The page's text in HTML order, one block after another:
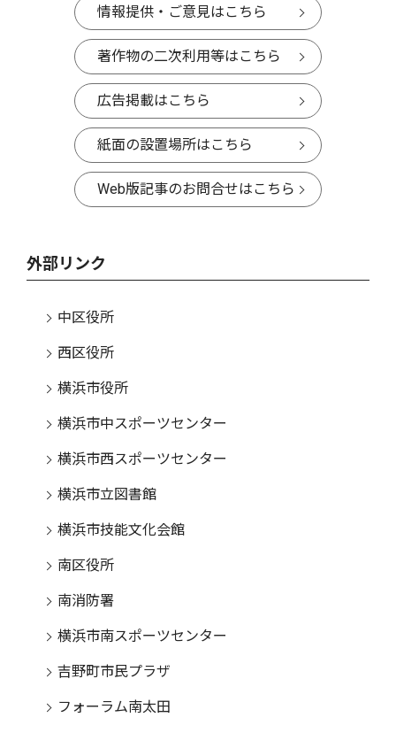
情報提供・ご意見はこちら
著作物の二次利用等はこちら
広告掲載はこちら
紙面の設置場所はこちら
Web版記事のお問合せはこちら
外部リンク
中区役所
西区役所
横浜市役所
横浜市中スポーツセンター
横浜市西スポーツセンター
横浜市立図書館
横浜市技能文化会館
南区役所
南消防署
横浜市南スポーツセンター
吉野町市民プラザ
フォーラム南太田